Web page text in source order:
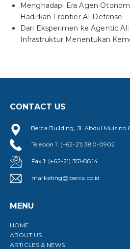
Menghadapi Era Agen
Hadirkan Frontier AI Defense
Dari Eksperimen ke Agentic
Infrastruktur Menentukan
CONTACT US
Berca Building, Jl. Abdul Muis
Telepon 1: (+62-21) 380-0902
Fax 1: (+62-21) 351-8814
marketing@berca.co.id
MENU
HOME
ABOUT US
ARTICLES & NEWS